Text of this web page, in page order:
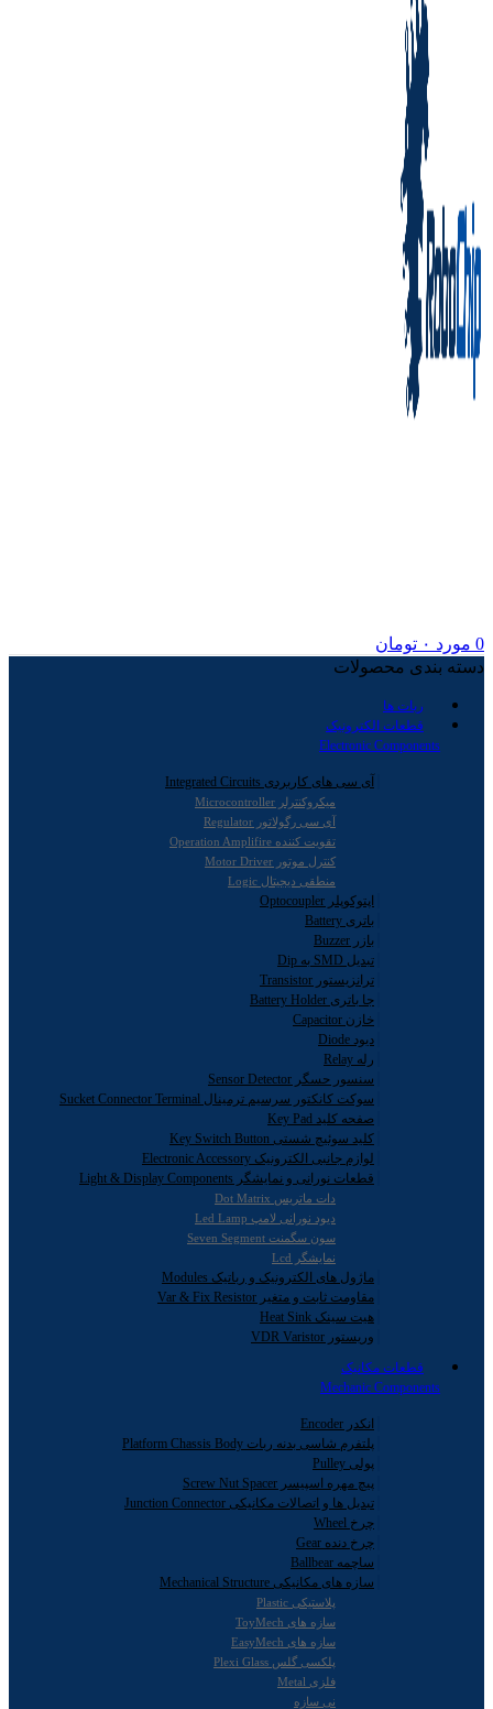
0 مورد ۰ تومان
دسته بندی محصولات
ربات ها
قطعات الکترونیک
Electronic Components
آی سی های کاربردی Integrated Circuits
میکروکنترلر Microcontroller
آی سی رگولاتور Regulator
تقویت کننده Operation Amplifire
کنترل موتور Motor Driver
منطقی دیجیتال Logic
اپتوکوپلر Optocoupler
باتری Battery
بازر Buzzer
تبدیل SMD به Dip
ترانزیستور Transistor
جا باتری Battery Holder
خازن Capacitor
دیود Diode
رله Relay
سنسور حسگر Sensor Detector
سوکت کانکتور سرسیم ترمینال Sucket Connector Terminal
صفحه کلید Key Pad
کلید سوئیچ شستی Key Switch Button
لوازم جانبی الکترونیک Electronic Accessory
قطعات نورانی و نمایشگر Light & Display Components
دات ماتریس Dot Matrix
دیود نورانی لامپ Led Lamp
سون سگمنت Seven Segment
نمایشگر Lcd
ماژول های الکترونیک و رباتیک Modules
مقاومت ثابت و متغیر Var & Fix Resistor
هیت سینک Heat Sink
وریستور VDR Varistor
قطعات مکانیک
Mechanic Components
انکدر Encoder
پلتفرم شاسی بدنه ربات Platform Chassis Body
پولی Pulley
پیچ مهره اسپیسر Screw Nut Spacer
تبدیل ها و اتصالات مکانیکی Junction Connector
چرخ Wheel
چرخ دنده Gear
ساچمه Ballbear
سازه های مکانیکی Mechanical Structure
پلاستیکی Plastic
سازه های ToyMech
سازه های EasyMech
پلکسی گلس Plexi Glass
فلزی Metal
نی سازه